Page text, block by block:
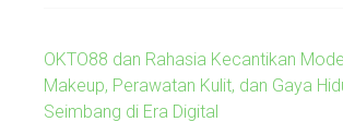
OKTO88 dan Rahasia Kecantikan
Makeup, Perawatan Kulit, dan Gaya
Seimbang di Era Digital